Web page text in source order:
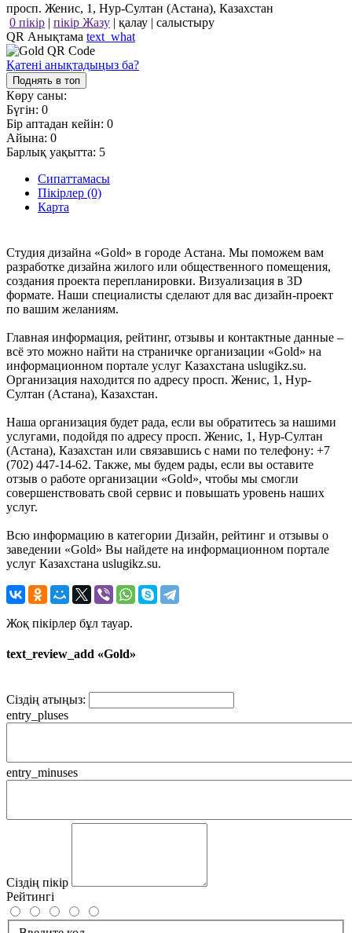
просп. Женис, 1, Нур-Султан (Астана), Казахстан
0 пікір | пікір Жазу | қалау | салыстыру
QR Анықтама text_what
Қатені анықтадыңыз ба?
Поднять в топ
Көру саны:
Бүгін: 0
Бір аптадан кейін: 0
Айына: 0
Барлық уақытта: 5
Сипаттамасы
Пікірлер (0)
Карта
Студия дизайна «Gold» в городе Астана. Мы поможем вам
разработке дизайна жилого или общественного помещения,
создания проекта перепланировки. Визуализация в 3D
формате. Наши специалисты сделают для вас дизайн-проект
по вашим желаниям.
Главная информация, рейтинг, отзывы и контактные данные –
всё это можно найти на страничке организации «Gold» на
информационном портале услуг Казахстана uslugikz.su.
Организация находится по адресу просп. Женис, 1, Нур-
Султан (Астана), Казахстан.
Наша организация будет рада, если вы обратитесь за нашими
услугами, подойдя по адресу просп. Женис, 1, Нур-Султан
(Астана), Казахстан или связавшись с нами по телефону: +7
(702) 447-14-62. Также, мы будем рады, если вы оставите
отзыв о работе организации «Gold», чтобы мы смогли
совершенствовать свой сервис и повышать уровень наших
услуг.
Всю информацию в категории Дизайн, рейтинг и отзывы о
заведении «Gold» Вы найдете на информационном портале
услуг Казахстана uslugikz.su.
Жоқ пікірлер бұл тауар.
text_review_add «Gold»
Сіздің атыңыз:
entry_pluses
entry_minuses
Сіздің пікір
Рейтингі